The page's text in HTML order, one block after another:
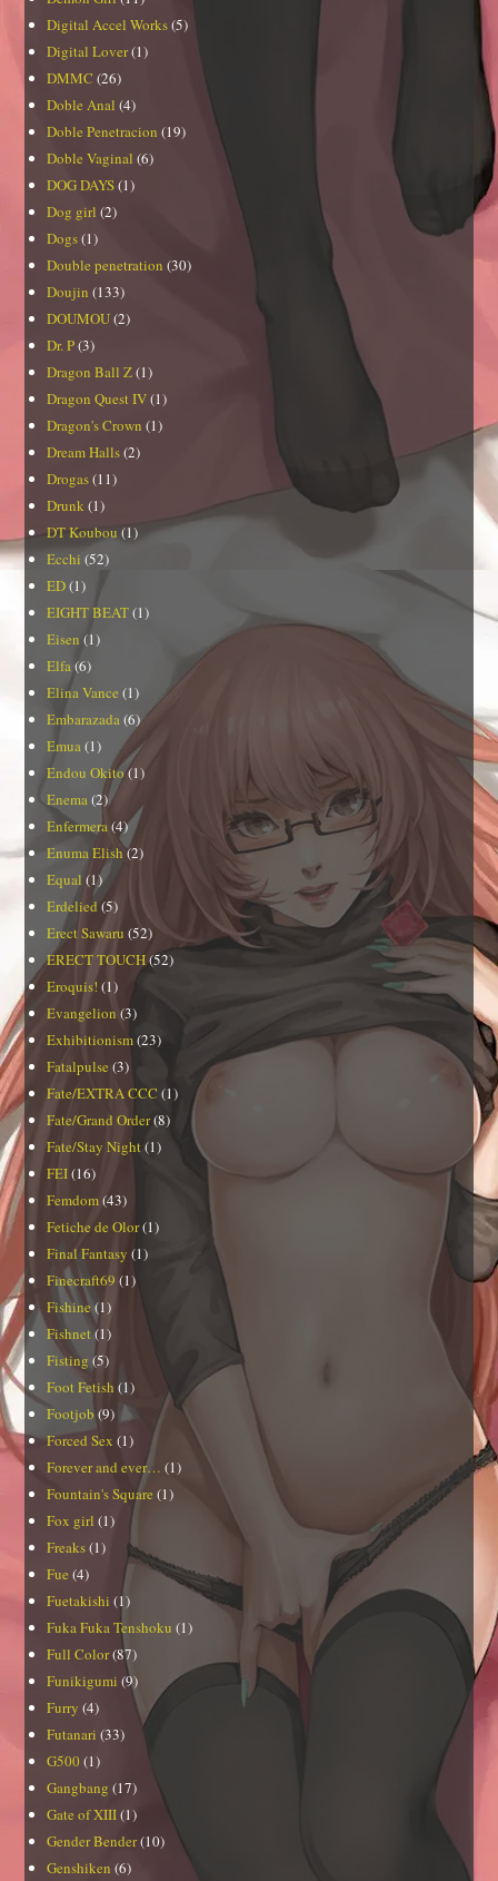
Digital Accel Works(5)
Digital Lover(1)
DMMC (26)
Doble Anal (4)
Doble Penetracion (19)
Doble Vaginal (6)
DOG DAYS(1)
Dog girl (2)
Dogs(1)
Double penetration (30)
Doujin (133)
DOUMOU(2)
Dr. P(3)
Dragon Ball Z(1)
Dragon Quest IV(1)
Dragon's Crown (1)
Dream Halls(2)
Drogas(11)
Drunk (1)
DT Koubou (1)
Ecchi (52)
ED(1)
EIGHT BEAT(1)
Eisen (1)
Elfa (6)
Elina Vance (1)
Embarazada (6)
Emua (1)
Endou Okito(1)
Enema (2)
Enfermera (4)
Enuma Elish(2)
Equal (1)
Erdelied (5)
Erect Sawaru (52)
ERECT TOUCH(52)
Eroquis! (1)
Evangelion (3)
Exhibitionism(23)
Fatalpulse (3)
Fate/EXTRA CCC (1)
Fate/Grand Order(8)
Fate/Stay Night (1)
FEI(16)
Femdom(43)
Fetiche de Olor(1)
Final Fantasy (1)
Finecraft69 (1)
Fishine (1)
Fishnet(1)
Fisting (5)
Foot Fetish (1)
Footjob (9)
Forced Sex (1)
Forever and ever… (1)
Fountain's Square (1)
Fox girl (1)
Freaks(1)
Fue (4)
Fuetakishi (1)
Fuka Fuka Tenshoku (1)
Full Color(87)
Funikigumi (9)
Furry (4)
Futanari (33)
G500 (1)
Gangbang (17)
Gate of XIII(1)
Gender Bender(10)
Genshiken (6)